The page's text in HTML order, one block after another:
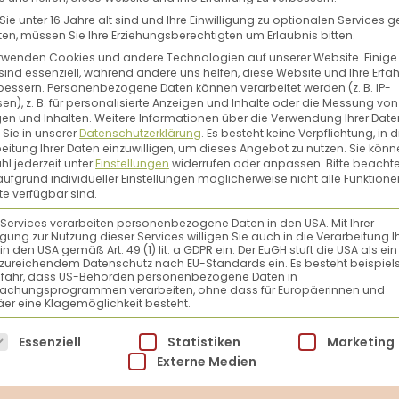
ALLES FÜR DIE
Vorrat für zu Hause!
leicht
– einkochen nach
bewährten
Buch […]
BÄUERINNEN
KNÖDEL
Rezepte aus
unter 16 Jahre alt sind und Ihre Einwilligung zu optionalen Services
müssen Sie Ihre Erziehungsberechtigten um Erlaubnis bitten.
Cookies und andere Technologien auf unserer Website.
essenziell, während andere uns helfen, diese Website und Ihre
Personenbezogene Daten können verarbeitet werden (z. B. IP-
z. B. für personalisierte Anzeigen und Inhalte oder die Messung von
und Inhalten. Weitere Informationen über die Verwendung Ihrer
in unsererDatenschutzerklärung. Es besteht keine Verpflichtung, in
Ihrer Daten einzuwilligen, um dieses Angebot zu nutzen. Sie
jederzeit unterEinstellungen widerrufen oder anpassen. Bitte
individueller Einstellungen möglicherweise nicht alle
verfügbar sind.
verarbeiten personenbezogene Daten in den USA. Mit Ihrer
zur Nutzung dieser Services willigen Sie auch in die Verarbeitung
den USA gemäß Art. 49 (1) lit. a GDPR ein. Der EuGH stuft die USA als
Datenschutz nach EU-Standards ein. Es besteht
dass US-Behörden personenbezogene Daten in
verarbeiten, ohne dass für Europäerinnen und
eine Klagemöglichkeit besteht.
eine Liste der Service-Gruppen, für die eine
Essenziell Statistiken
Marketing
Externe Medien